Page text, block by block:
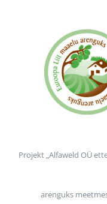
Projekt „Alfaweld OÜ
arenguks